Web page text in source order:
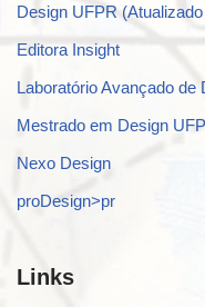
Design UFPR
Editora Insight
Laboratório Avançado de
Mestrado em Design
Nexo Design
proDesign>pr
Links